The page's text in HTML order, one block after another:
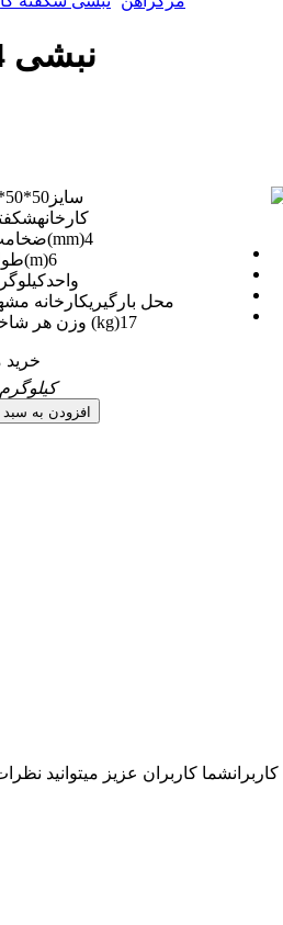
نبشی 4*50*50 شکفته مشهد
سایز 50*50*4
کارخانه
ضخامت(mm)4
طول(m)6
واحد
محل بارگیریکارخانه
وزن هر شاخه (kg)17
کیلوگرم
افزودن به سبد
شما کاربران عزیز میتوانید